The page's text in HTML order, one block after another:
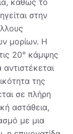
καθώς το
στην
μορίων. Η
20° κάμψης
της
σε πλήρη
αστάθεια,
με μια